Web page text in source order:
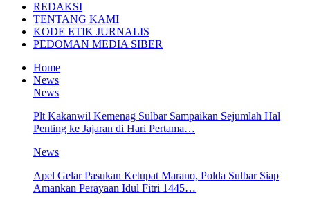
REDAKSI
TENTANG KAMI
KODE ETIK JURNALIS
PEDOMAN MEDIA SIBER
Home
News
News
Plt Kakanwil Kemenag Sulbar Sampaikan Sejumlah Hal
Penting ke Jajaran di Hari Pertama…
News
Apel Gelar Pasukan Ketupat Marano, Polda Sulbar Siap
Amankan Perayaan Idul Fitri 1445…